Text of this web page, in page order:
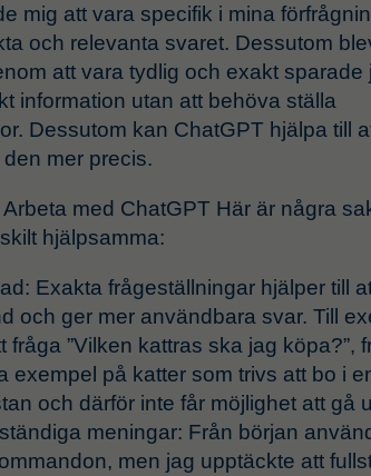
mig att vara specifik i mina
och relevanta svaret. Dessutom
att vara tydlig och exakt sparade
information utan att behöva ställa
Dessutom kan ChatGPT hjälpa till
mer precis.
med ChatGPT Här är några
hjälpsamma:
Exakta frågeställningar hjälper till
och ger mer användbara svar. Till
fråga ”Vilken kattras ska jag köpa?”,
exempel på katter som trivs att bo i
och därför inte får möjlighet att gå
meningar: Från början
men jag upptäckte att